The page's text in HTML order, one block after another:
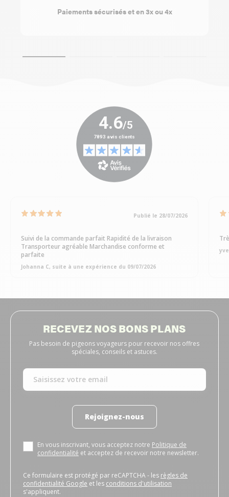
Paiements sécurisés et en 3x ou 4x
Publié le 28/07/2026
Suivi de la commande parfait Rapidité de la livraison
Transporteur agréable Marchandise conforme et
parfaite
Johanna C, suite à une expérience du 09/07/2026
RECEVEZ NOS BONS PLANS
Pas besoin de pigeons voyageurs pour recevoir nos offres
spéciales, conseils et astuces.
Rejoignez-nous
En vous inscrivant, vous acceptez notre Politique de
confidentialité et acceptez de recevoir notre newsletter.
Ce formulaire est protégé par reCAPTCHA - les règles de
confidentialité Google et les conditions d'utilisation
s'appliquent.